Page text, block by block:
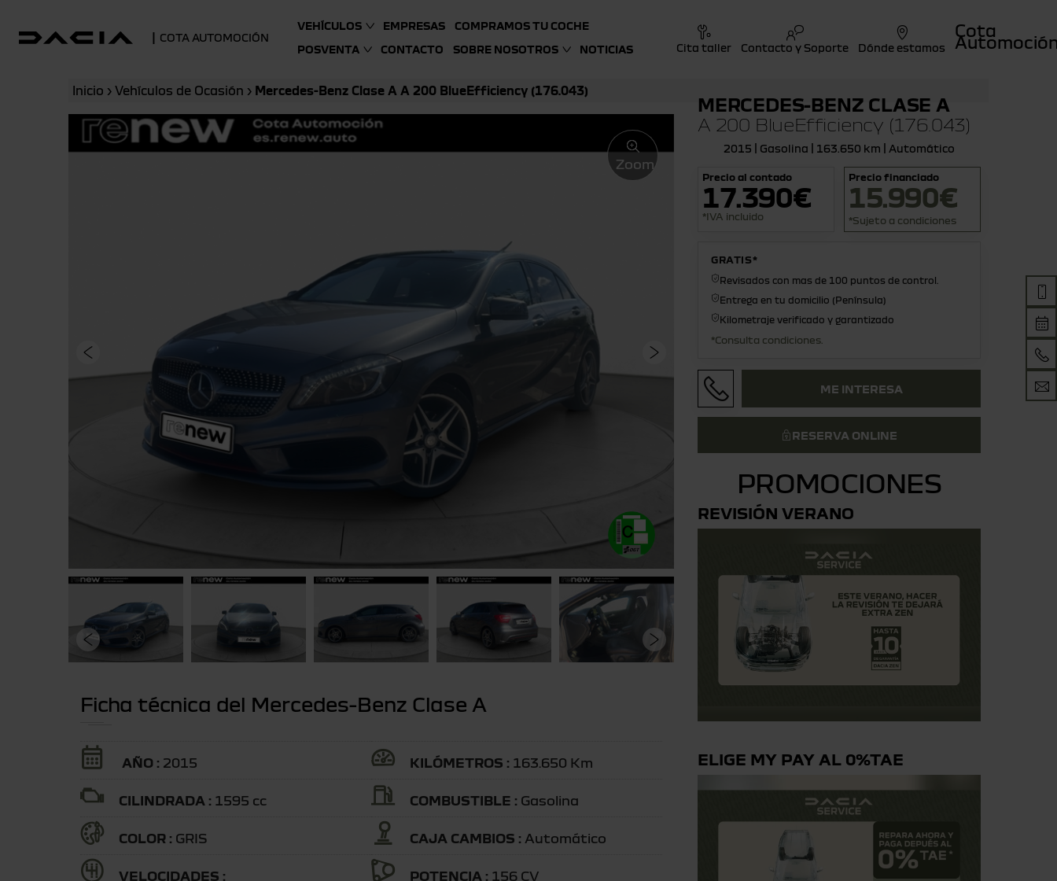
| COTA AUTOMOCIÓN
VEHÍCULOS EMPRESAS
COMPRAMOS TU COCHE
POSVENTA
CONTACTO SOBRE NOSOTROS NOTICIAS Cita taller Contacto y Soporte Dónde estamos
Cota
Inicio › Vehículos de Ocasión › Mercedes-Benz Clase A A 200 BlueEfficiency (176.043)
Zoom
Ficha técnica del Mercedes-Benz Clase A
AÑO : 2015 KILÓMETROS : 163.650 Km
CILINDRADA : 1595 cc COMBUSTIBLE : Gasolina
COLOR : GRIS CAJA CAMBIOS : Automático
VELOCIDADES : POTENCIA : 156 CV
MERCEDES-BENZ CLASE A
A 200 BlueEfficiency (176.043)
2015 | Gasolina | 163.650 km | Automático
Precio al contado
17.390€
*IVA incluido
Precio financiado
15.990€
*Sujeto a condiciones
GRATIS*
Revisados con mas de 100 puntos de control.
Entrega en tu domicilio (Península)
Kilometraje verificado y garantizado
*Consulta condiciones.
ME INTERESA
RESERVA ONLINE
PROMOCIONES
REVISIÓN VERANO
ELIGE MY PAY AL 0%TAE